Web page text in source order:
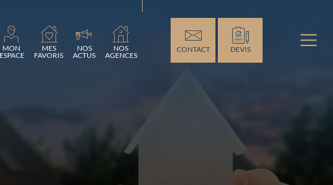
MON
ESPACE
Chargement...
MES
FAVORIS
NOS
ACTUS
NOS
AGENCES
CONTACT DEVIS